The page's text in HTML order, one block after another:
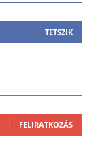
TETSZIK
FELIRATKOZÁS